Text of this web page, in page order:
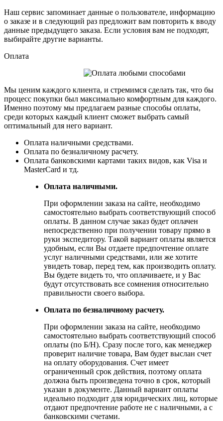
Наш сервис запоминает данные о пользователе, информацию
о заказе и в следующий раз предложит вам повторить к вводу
данные предыдущего заказа. Если условия вам не подходят,
выбирайте другие варианты.
Оплата
Мы ценим каждого клиента, и стремимся сделать так, что бы
процесс покупки был максимально комфортным для каждого.
Именно поэтому мы предлагаем разные способы оплаты,
среди которых каждый клиент сможет выбрать самый
оптимальный для него вариант.
Оплата наличными средствами.
Оплата по безналичному расчету.
Оплата банковскими картами таких видов, как Visa и
MasterCard и тд.
Оплата наличными.
При оформлении заказа на сайте, необходимо
самостоятельно выбрать соответствующий способ
оплаты. В данном случае заказ будет оплачен
непосредственно при получении товару прямо в
руки экспедитору. Такой вариант оплаты является
удобным, если Вы отдаете предпочтение оплате
услуг наличными средствами, или же хотите
увидеть товар, перед тем, как производить оплату.
Вы будете видеть то, что оплачиваете, и у Вас
будут отсутствовать все сомнения относительно
правильности своего выбора.
Оплата по безналичному расчету.
При оформлении заказа на сайте, необходимо
самостоятельно выбрать соответствующий способ
оплаты (по Б/Н). Сразу после того, как менеджер
проверит наличие товара, Вам будет выслан счет
на оплату оборудования. Счет имеет
ограниченный срок действия, поэтому оплата
должна быть произведена точно в срок, который
указан в документе. Данный вариант оплаты
идеально подходит для юридических лиц, которые
отдают предпочтение работе не с наличными, а с
банковскими счетами.